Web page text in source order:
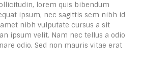
lorem quis bibendum
ipsum, nec sagittis sem nibh id
nibh vulputate cursus a sit
ipsum velit. Nam nec tellus a odio
odio. Sed non mauris vitae erat